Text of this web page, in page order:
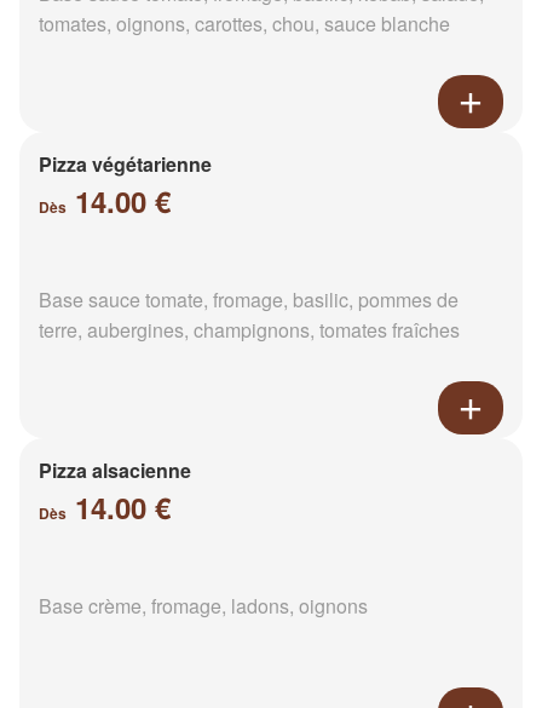
tomates, oignons, carottes, chou, sauce blanche
Pizza végétarienne
Dès 14.00 €
Base sauce tomate, fromage, basilic, pommes de
terre, aubergines, champignons, tomates fraîches
Pizza alsacienne
Dès 14.00 €
Base crème, fromage, ladons, oignons